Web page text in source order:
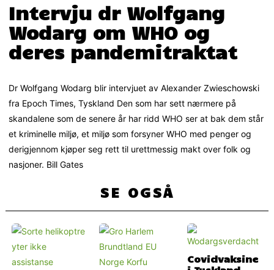
Intervju dr Wolfgang
Wodarg om WHO og
deres pandemitraktat
Dr Wolfgang Wodarg blir intervjuet av Alexander Zwieschowski
fra Epoch Times, Tyskland Den som har sett nærmere på
skandalene som de senere år har ridd WHO ser at bak dem står
et kriminelle miljø, et miljø som forsyner WHO med penger og
derigjennom kjøper seg rett til urettmessig makt over folk og
nasjoner. Bill Gates
SE OGSÅ
Covidvaksine